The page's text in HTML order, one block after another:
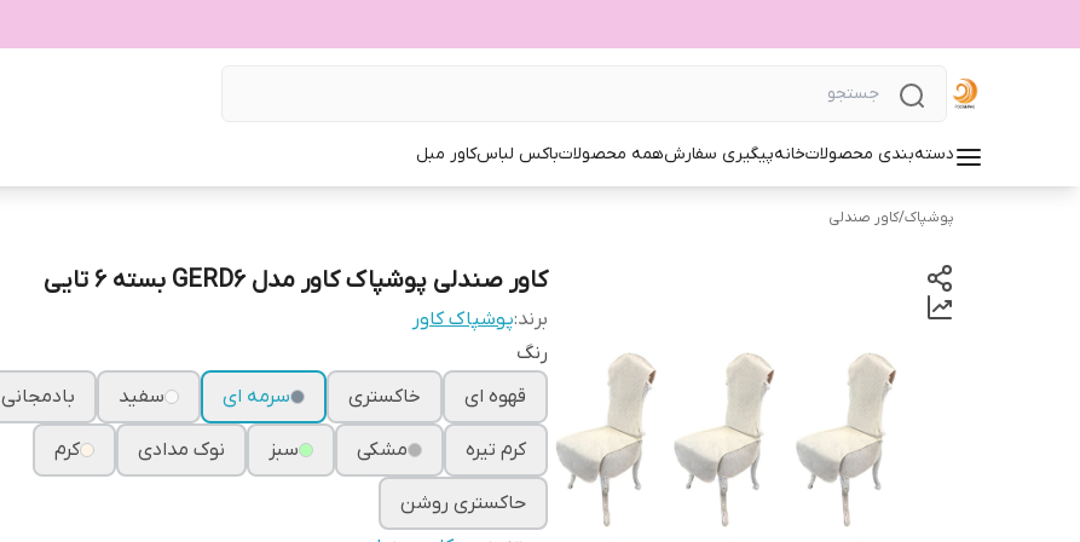
دسته‌بندی محصولاتخانهپیگیری سفارشهمه محصولاتباکس لباسکاور مبل
پوشپاک/کاور صندلی
کاور صندلی پوشپاک کاور مدل GERD6 بسته 6 تایی
برند:پوشپاک کاور
رنگ
قهوه ای
خاکستری سرمه ای سفید بادمجانی
کرم تیره مشکی سبز نوک مدادی کرم
حاکستری روشن